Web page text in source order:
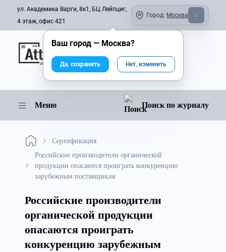
ул. Академика Варги, 8к1, БЦ Лейпциг,
4 этаж, офис 421
Город: Москва
Онлайн-журнал
Меню Поиск по журналу
Сертификация
Российские производители органической
продукции опасаются проиграть конкуренцию
зарубежным поставщикам
Российские производители
органической продукции
опасаются проиграть
конкуренцию зарубежным
Ваш город — Москва?
Да, сохранить Нет, изменить